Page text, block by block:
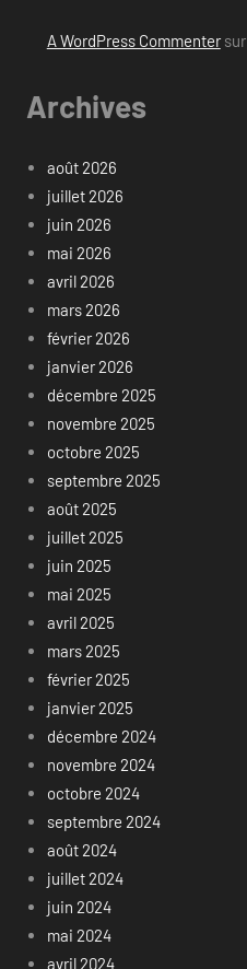
A WordPress Commentersur
Archives
août 2026
juillet 2026
juin 2026
mai 2026
avril 2026
mars 2026
février 2026
janvier 2026
décembre 2025
novembre 2025
octobre 2025
septembre 2025
août 2025
juillet 2025
juin 2025
mai 2025
avril 2025
mars 2025
février 2025
janvier 2025
décembre 2024
novembre 2024
octobre 2024
septembre 2024
août 2024
juillet 2024
juin 2024
mai 2024
avril 2024